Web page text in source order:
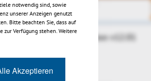
3DViewStation v12.01
notwendig sind, sowie
unserer Anzeigen genutzt
Bitte beachten Sie, dass auf
Verfügung stehen. Weitere
Akzeptieren